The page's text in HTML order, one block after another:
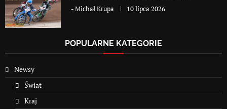
-Michał Krupa 10 lipca 2026
POPULARNE KATEGORIE
Newsy
Świat
Kraj